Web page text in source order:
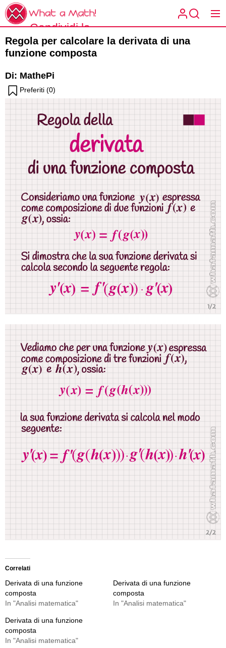
Skip
to
the
content
What
What a
Math!
Condividi la
matematica
spiegata a
modo tuo.
Regola per calcolare la derivata di una
funzione composta
Di: MathePi
Preferiti (0)
Correlati
Derivata di una funzione
composta
In "Analisi matematica"
Derivata di una funzione
composta
In "Analisi matematica"
Derivata di una funzione
composta
In "Analisi matematica"